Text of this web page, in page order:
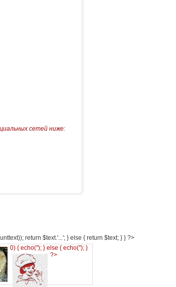
сетей ниже:
return $text.'...'; } else { return $text; } } ?>
0) { echo(''); } else { echo(''); }
?>